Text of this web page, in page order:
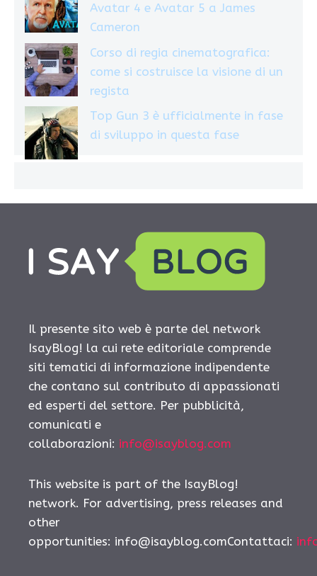
Avatar 4 e Avatar 5 a James
Cameron
Corso di regia cinematografica:
come si costruisce la visione di un
regista
Top Gun 3 è ufficialmente in fase
di sviluppo in questa fase
Il presente sito web è parte del network
IsayBlog! la cui rete editoriale comprende
siti tematici di informazione indipendente
che contano sul contributo di appassionati
ed esperti del settore. Per pubblicità,
comunicati e
collaborazioni: info@isayblog.com
This website is part of the IsayBlog!
network. For advertising, press releases and
other
opportunities: info@isayblog.comContattaci: